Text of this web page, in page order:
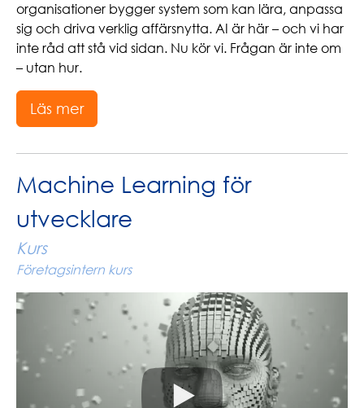
organisationer bygger system som kan lära, anpassa
sig och driva verklig affärsnytta. AI är här – och vi har
inte råd att stå vid sidan. Nu kör vi. Frågan är inte om
– utan hur.
Läs mer
Machine Learning för
utvecklare
Kurs
Företagsintern kurs